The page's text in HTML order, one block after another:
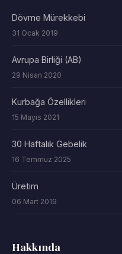
Dövme Mürekkebi
31 Ocak 2019
Avrupa Birliği (AB)
29 Nisan 2020
Kurbağa Özellikleri
15 Mayıs 2021
30 Haftalık Gebelik
16 Temmuz 2025
Üretim
06 Mart 2019
Hakkında